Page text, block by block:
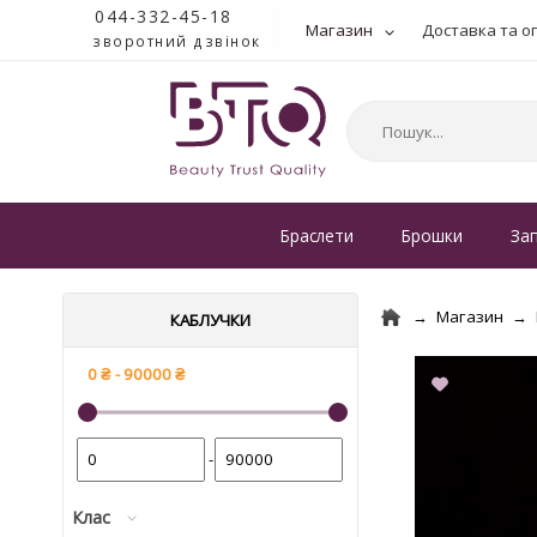
044-332-45-18
зворотний дзвінок Магазин Доставка та
Браслети Брошки
КАБЛУЧКИ
-
Клас
Магазин